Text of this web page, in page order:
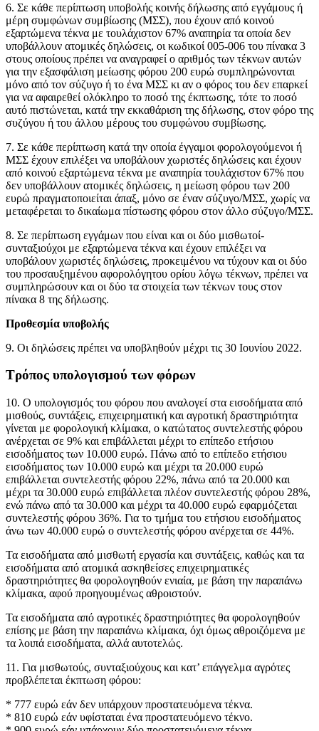
6. Σε κάθε περίπτωση υποβολής κοινής δήλωσης από εγγάμους ή
μέρη συμφώνων συμβίωσης (ΜΣΣ), που έχουν από κοινού
εξαρτώμενα τέκνα με τουλάχιστον 67% αναπηρία τα οποία δεν
υποβάλλουν ατομικές δηλώσεις, οι κωδικοί 005-006 του πίνακα 3
στους οποίους πρέπει να αναγραφεί ο αριθμός των τέκνων αυτών
για την εξασφάλιση μείωσης φόρου 200 ευρώ συμπληρώνονται
μόνο από τον σύζυγο ή το ένα ΜΣΣ κι αν ο φόρος του δεν επαρκεί
για να αφαιρεθεί ολόκληρο το ποσό της έκπτωσης, τότε το ποσό
αυτό πιστώνεται, κατά την εκκαθάριση της δήλωσης, στον φόρο της
συζύγου ή του άλλου μέρους του συμφώνου συμβίωσης.
7. Σε κάθε περίπτωση κατά την οποία έγγαμοι φορολογούμενοι ή
ΜΣΣ έχουν επιλέξει να υποβάλουν χωριστές δηλώσεις και έχουν
από κοινού εξαρτώμενα τέκνα με αναπηρία τουλάχιστον 67% που
δεν υποβάλλουν ατομικές δηλώσεις, η μείωση φόρου των 200
ευρώ πραγματοποιείται άπαξ, μόνο σε έναν σύζυγο/ΜΣΣ, χωρίς να
μεταφέρεται το δικαίωμα πίστωσης φόρου στον άλλο σύζυγο/ΜΣΣ.
8. Σε περίπτωση εγγάμων που είναι και οι δύο μισθωτοί-
συνταξιούχοι με εξαρτώμενα τέκνα και έχουν επιλέξει να
υποβάλουν χωριστές δηλώσεις, προκειμένου να τύχουν και οι δύο
του προσαυξημένου αφορολόγητου ορίου λόγω τέκνων, πρέπει να
συμπληρώσουν και οι δύο τα στοιχεία των τέκνων τους στον
πίνακα 8 της δήλωσης.
Προθεσμία υποβολής
9. Οι δηλώσεις πρέπει να υποβληθούν μέχρι τις 30 Ιουνίου 2022.
Τρόπος υπολογισμού των φόρων
10. Ο υπολογισμός του φόρου που αναλογεί στα εισοδήματα από
μισθούς, συντάξεις, επιχειρηματική και αγροτική δραστηριότητα
γίνεται με φορολογική κλίμακα, ο κατώτατος συντελεστής φόρου
ανέρχεται σε 9% και επιβάλλεται μέχρι το επίπεδο ετήσιου
εισοδήματος των 10.000 ευρώ. Πάνω από το επίπεδο ετήσιου
εισοδήματος των 10.000 ευρώ και μέχρι τα 20.000 ευρώ
επιβάλλεται συντελεστής φόρου 22%, πάνω από τα 20.000 και
μέχρι τα 30.000 ευρώ επιβάλλεται πλέον συντελεστής φόρου 28%,
ενώ πάνω από τα 30.000 και μέχρι τα 40.000 ευρώ εφαρμόζεται
συντελεστής φόρου 36%. Για το τμήμα του ετήσιου εισοδήματος
άνω των 40.000 ευρώ ο συντελεστής φόρου ανέρχεται σε 44%.
Τα εισοδήματα από μισθωτή εργασία και συντάξεις, καθώς και τα
εισοδήματα από ατομικά ασκηθείσες επιχειρηματικές
δραστηριότητες θα φορολογηθούν ενιαία, με βάση την παραπάνω
κλίμακα, αφού προηγουμένως αθροιστούν.
Τα εισοδήματα από αγροτικές δραστηριότητες θα φορολογηθούν
επίσης με βάση την παραπάνω κλίμακα, όχι όμως αθροιζόμενα με
τα λοιπά εισοδήματα, αλλά αυτοτελώς.
11. Για μισθωτούς, συνταξιούχους και κατ’ επάγγελμα αγρότες
προβλέπεται έκπτωση φόρου:
* 777 ευρώ εάν δεν υπάρχουν προστατευόμενα τέκνα.
* 810 ευρώ εάν υφίσταται ένα προστατευόμενο τέκνο.